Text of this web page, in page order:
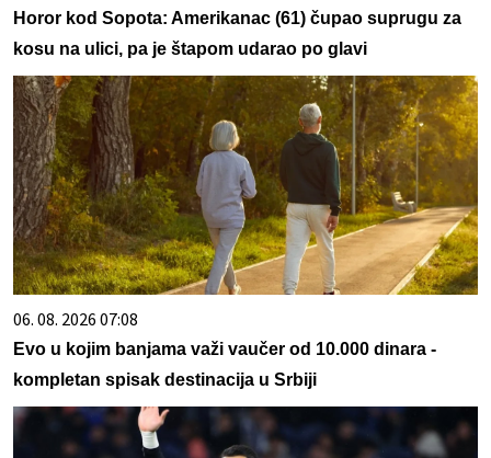
Horor kod Sopota: Amerikanac (61) čupao suprugu za
kosu na ulici, pa je štapom udarao po glavi
06. 08. 2026 07:08
Evo u kojim banjama važi vaučer od 10.000 dinara -
kompletan spisak destinacija u Srbiji